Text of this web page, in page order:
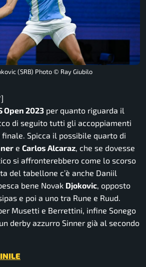
(SRB) Photo © Ray Giubilo
Open 2023 per quanto riguarda il
di seguito tutti gli accoppiamenti
Spicca il possibile quarto di
e Carlos Alcaraz, che se dovesse
si affronterebbero come lo scorso
del tabellone c’è anche Daniil
bene Novak Djokovic, opposto
e poi a uno tra Rune e Ruud.
Musetti e Berrettini, infine Sonego
derby azzurro Sinner già al secondo